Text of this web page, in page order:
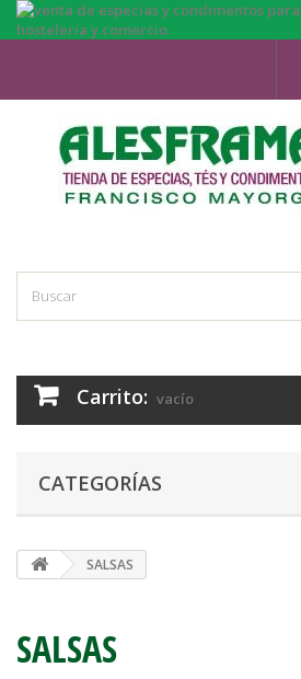
Carrito: vacío
CATEGORÍAS
SALSAS
SALSAS